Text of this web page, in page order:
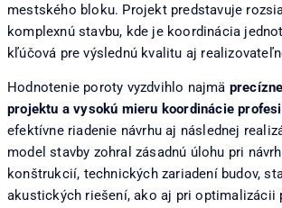
mestského bloku. Projekt predstavuje
komplexnú stavbu, kde je koordinácia
kľúčová pre výslednú kvalitu aj
Hodnotenie poroty vyzdvihlo najmä
projektu a vysokú mieru koordinácie
efektívne riadenie návrhu aj následnej
model stavby zohral zásadnú úlohu pri
konštrukcií, technických zariadení budov,
akustických riešení, ako aj pri optimalizácii